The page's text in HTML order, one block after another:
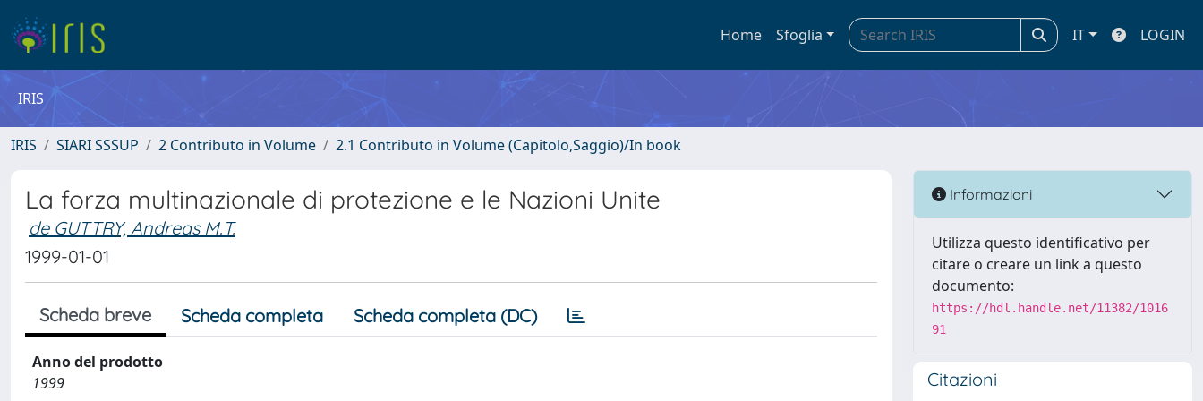
Home Sfoglia IT LOGIN
IRIS
IRIS SIARI SSSUP 2 Contributo in Volume 2.1 Contributo in Volume (Capitolo,Saggio)/In book
La forza multinazionale di protezione e le Nazioni Unite
de GUTTRY, Andreas M.T.
1999-01-01
Scheda breve Scheda completa Scheda completa (DC)
Anno del prodotto
1999
Informazioni
Utilizza questo identificativo per
citare o creare un link a questo
documento:
https://hdl.handle.net/11382/1016
91
Citazioni